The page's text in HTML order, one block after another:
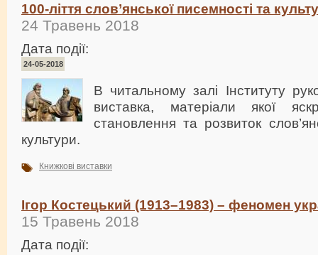
100-ліття слов’янської писемності та
24 Травень 2018
Дата події:
24-05-2018
В читальному залі Інституту
виставка, матеріали якої
становлення та розвиток
культури.
Книжкові виставки
Ігор Костецький (1913–1983) – феномен
15 Травень 2018
Дата події: